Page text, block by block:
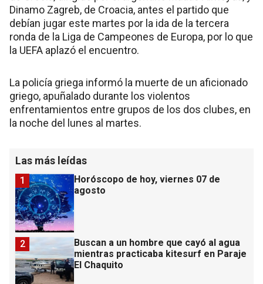
Dinamo Zagreb, de Croacia, antes el partido que
debían jugar este martes por la ida de la tercera
ronda de la Liga de Campeones de Europa, por lo que
la UEFA aplazó el encuentro.
La policía griega informó la muerte de un aficionado
griego, apuñalado durante los violentos
enfrentamientos entre grupos de los dos clubes, en
la noche del lunes al martes.
Las más leídas
Horóscopo de hoy, viernes 07 de
agosto
1
Buscan a un hombre que cayó al agua
mientras practicaba kitesurf en Paraje
El Chaquito
2